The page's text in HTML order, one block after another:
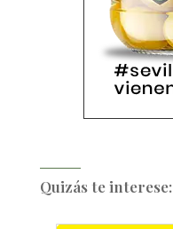
Quizás te interese: